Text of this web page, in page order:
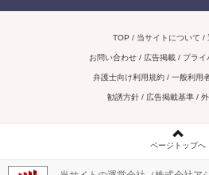
TOP 当サイトについて
お問い合わせ / 広告掲載 プライ
弁護士向け利用規約 一般利用
勧誘方針 広告掲載基準
ページトップへ